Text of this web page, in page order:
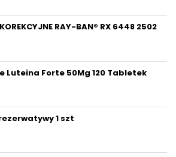
RAY-BAN® RX 6448 2502
Luteina Forte 50Mg 120 Tabletek
1 szt